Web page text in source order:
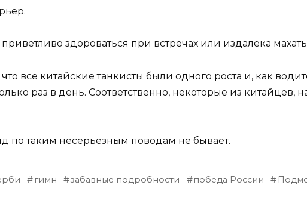
здороваться при встречах или издалека
все китайские танкисты были одного роста и, как
раз в день. Соответственно, некоторые из китайцев,
по таким несерьёзным поводам не бывает.
гимн забавные подробности победа России